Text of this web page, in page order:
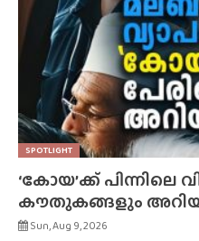
SPOTLIGHT
‘കോയ’ക്ക് പിന്നിലെ
കൗതുകങ്ങളും
Sun, Aug 9, 2026